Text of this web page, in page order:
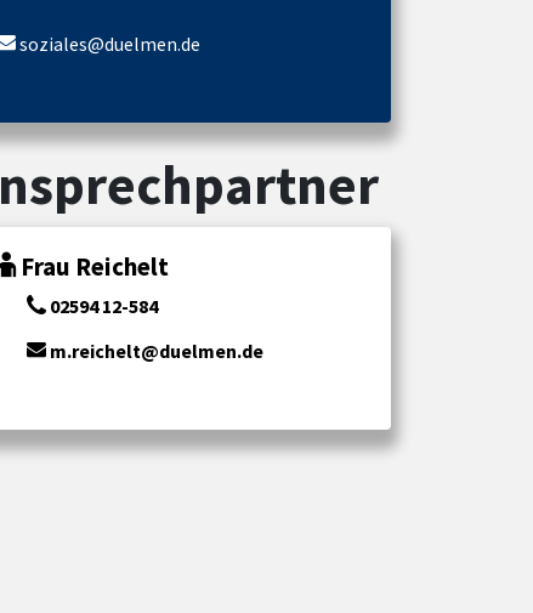
soziales@duelmen.de
Frau Reichelt
02594 12-584
m.reichelt@duelmen.de